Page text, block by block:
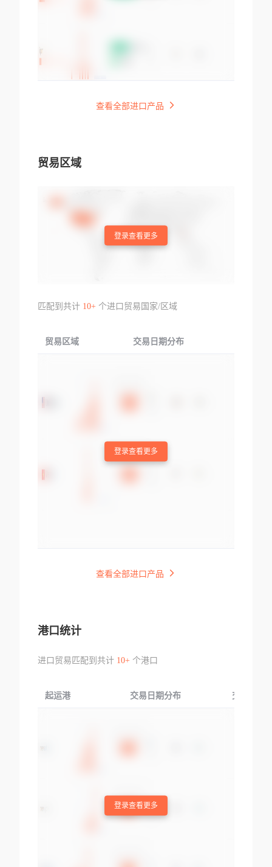
查看全部进口产品
贸易区域
登录查看更多
匹配到共计 10+个进口贸易国家/区域
贸易区域 交易日期分布
登录查看更多
查看全部进口产品
港口统计
进口贸易匹配到共计 10+个港口
起运港 交易日期分布 交易产品
登录查看更多